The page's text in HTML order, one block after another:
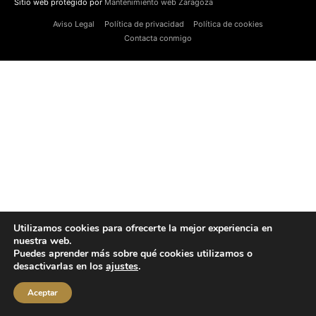
Sitio web protegido por Mantenimiento web Zaragoza
Aviso Legal Política de privacidad
Política de cookies
Contacta conmigo
Utilizamos cookies para ofrecerte la mejor experiencia en
nuestra web.
Puedes aprender más sobre qué cookies utilizamos o
desactivarlas en los ajustes.
Aceptar